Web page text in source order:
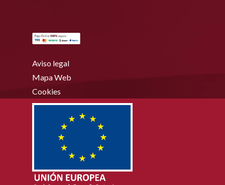
Aviso legal
Mapa Web
Cookies